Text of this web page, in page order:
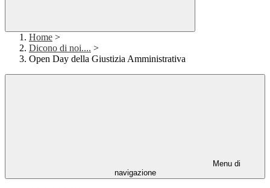
Home >
Dicono di noi.... >
Open Day della Giustizia Amministrativa
Menu di
navigazione